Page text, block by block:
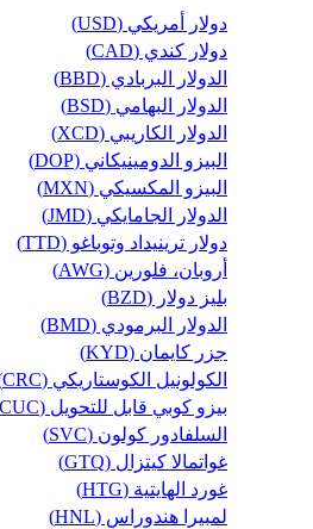
دولار أمريكي (USD)
دولار كندي (CAD)
الدولار البربادي (BBD)
الدولار البهامي (BSD)
الدولار الكاريبي (XCD)
البيزو الدومينيكاني (DOP)
البيزو المكسيكي (MXN)
الدولار الجامايكي (JMD)
دولار ترينيداد وتوباغو (TTD)
أروبان، فلورين (AWG)
بليز دولار (BZD)
الدولار البرمودي (BMD)
جزر كايمان (KYD)
الكولونيل الكوستاريكي (CRC)
بيزو كوبي قابل للتحويل (CUC)
السلفادور كولون (SVC)
غواتمالا كيتزال (GTQ)
غورد الهايتية (HTG)
لمبيرا هندوراس (HNL)